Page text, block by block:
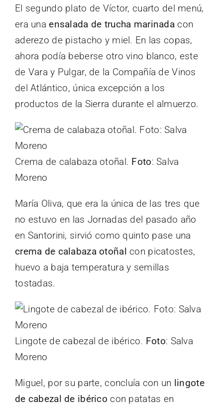
El segundo plato de Víctor, cuarto del menú,
era unaensalada de trucha marinadacon
aderezo de pistacho y miel. En las copas,
ahora podía beberse otro vino blanco, este
de Vara y Pulgar, de la Compañía de Vinos
del Atlántico, única excepción a los
productos de la Sierra durante el almuerzo.
Crema de calabaza otoñal. Foto: Salva
Moreno
María Oliva, que era la única de las tres que
no estuvo en las Jornadas del pasado año
en Santorini, sirvió como quinto pase una
crema de calabaza otoñal con picatostes,
huevo a baja temperatura y semillas
tostadas.
Lingote de cabezal de ibérico. Foto: Salva
Moreno
Miguel, por su parte, concluía con un lingote
de cabezal de ibérico con patatas en